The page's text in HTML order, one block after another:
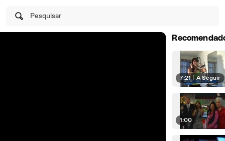
Pesquisar
7:21 | A Seguir
1:00